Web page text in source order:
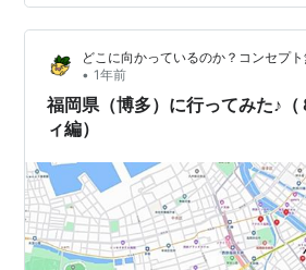
ませんでしたが。。。(T_T) ってこ
紹介させていただきます。 ＊＊＊
感じ（行程）■ ホテルの検索サイト
どこに向かっているのか？コンセプ
• 1年前
福岡県（博多）に行ってみた♪
ィ編）